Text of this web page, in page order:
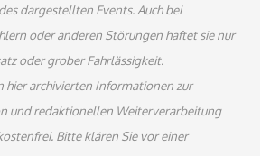
dargestellten Events. Auch bei
oder anderen Störungen haftet sie nur
oder grober Fahrlässigkeit.
hier archivierten Informationen zur
und redaktionellen Weiterverarbeitung
Bitte klären Sie vor einer